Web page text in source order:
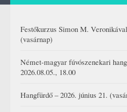
Festőkurzus Simon M.
(vasárnap)
Német-magyar fúvószenekari
2026.08.05., 18.00
Hangfürdő – 2026. június 21.